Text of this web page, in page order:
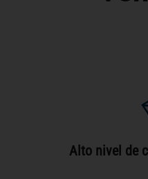
Alto nivel de